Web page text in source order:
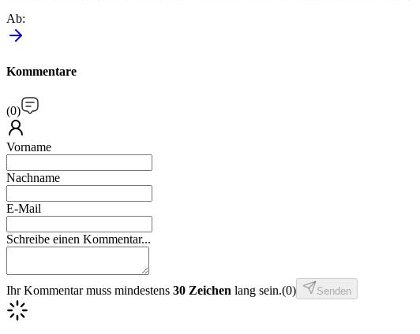
Ab:
Kommentare
(0)
Vorname
Nachname
E-Mail
Schreibe einen Kommentar...
Ihr Kommentar muss mindestens 30 Zeichen lang sein.(0) Senden